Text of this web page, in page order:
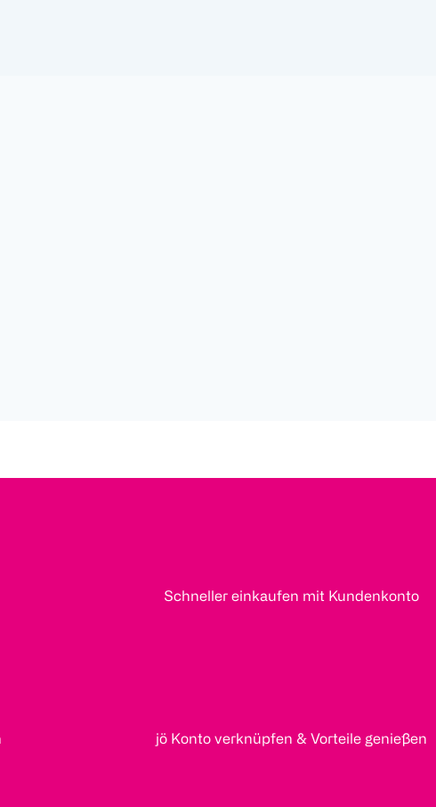
Schneller einkaufen mit Kundenkonto
jö Konto verknüpfen & Vorteile genießen